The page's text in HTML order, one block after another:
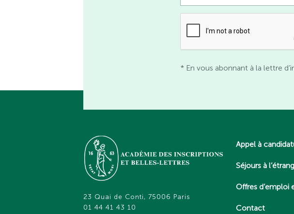
* En vous abonnant à la lettre
23 Quai de Conti, 75006 Paris
01 44 41 43 10
Appel à
Séjours à
Offres d’emploi
Contact